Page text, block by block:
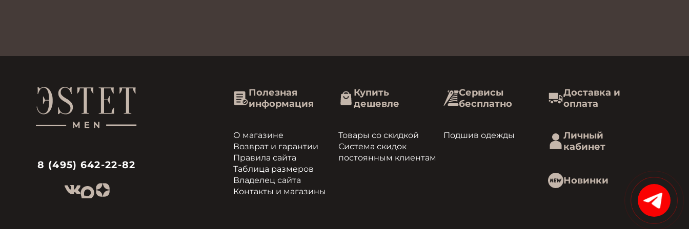
8 (495) 642-22-82
Полезная
информация
О магазине
Возврат и гарантии
Правила сайта
Таблица размеров
Владелец сайта
Контакты и магазины
Купить
дешевле
Товары со скидкой
Система скидок
постоянным клиентам
Сервисы
бесплатно
Подшив одежды
Доставка и
оплата
Личный
кабинет
Новинки
15%